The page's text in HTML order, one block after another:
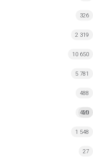
326
2 319
10 650
5 781
488
MI
420
1 548
27